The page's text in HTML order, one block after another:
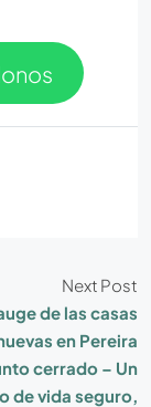
Next Post
de las casas
en Pereira
cerrado – Un
de vida seguro,